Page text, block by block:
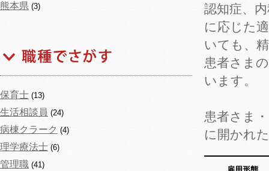
熊本県 (3)
保育士 (13)
生活相談員 (24)
病棟クラーク (4)
理学療法士 (6)
管理職 (41)
認知症、
に応じた
いても、
患者さま
います。
患者さま
に開かれ